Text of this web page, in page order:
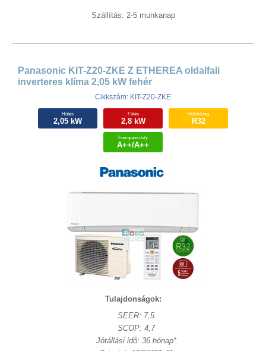
Szállítás: 2-5 munkanap
Panasonic KIT-Z20-ZKE Z ETHEREA oldalfali
inverteres klíma 2,05 kW fehér
Cikkszám: KIT-Z20-ZKE
Hűtés
2,05 kW
Fűtés
2,8 kW
Hűtőközeg
R32
Energiaosztály
A++/A++
Tulajdonságok:
SEER: 7,5
SCOP: 4,7
Jótállási idő: 36 hónap*